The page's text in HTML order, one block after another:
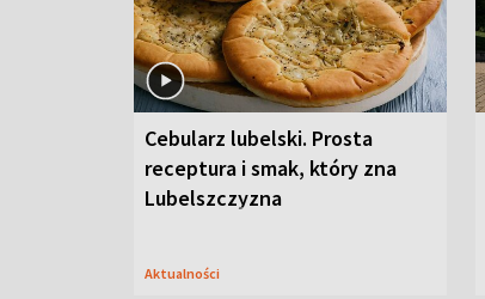
Cebularz lubelski. Prosta
receptura i smak, który zna
Lubelszczyzna
Aktualności